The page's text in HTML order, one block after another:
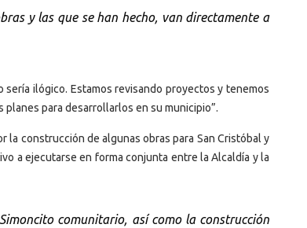
y las que se han hecho, van directamente a
ilógico. Estamos revisando proyectos y tenemos
para desarrollarlos en su municipio”.
construcción de algunas obras para San Cristóbal y
a ejecutarse en forma conjunta entre la Alcaldía y la
comunitario, así como la construcción